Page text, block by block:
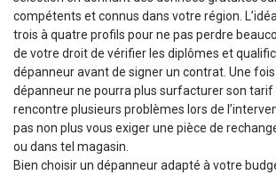
compétents et connus dans votre région.
trois à quatre profils pour ne pas perdre
de votre droit de vérifier les diplômes et
dépanneur avant de signer un contrat. Une fois
dépanneur ne pourra plus surfacturer son tarif
rencontre plusieurs problèmes lors de
pas non plus vous exiger une pièce de
ou dans tel magasin.
Bien choisir un dépanneur adapté à votre